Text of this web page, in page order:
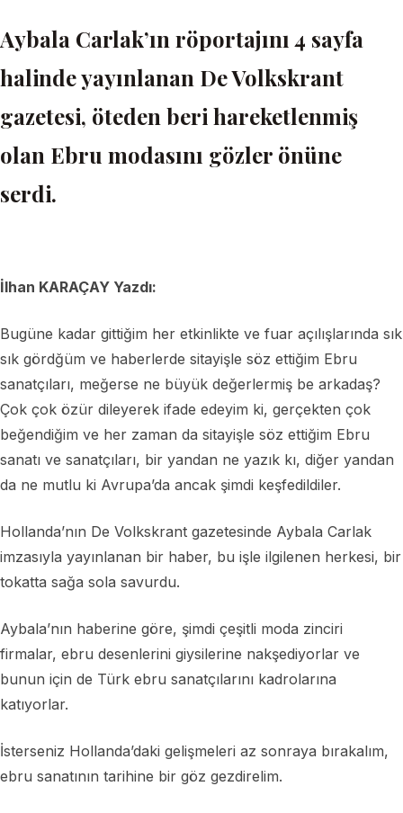
Aybala Carlak’ın röportajını 4 sayfa
halinde yayınlanan De Volkskrant
gazetesi, öteden beri hareketlenmiş
olan Ebru modasını gözler önüne
serdi.
İlhan KARAÇAY Yazdı:
Bugüne kadar gittiğim her etkinlikte ve fuar açılışlarında sık
sık gördğüm ve haberlerde sitayişle söz ettiğim Ebru
sanatçıları, meğerse ne büyük değerlermiş be arkadaş?
Çok çok özür dileyerek ifade edeyim ki, gerçekten çok
beğendiğim ve her zaman da sitayişle söz ettiğim Ebru
sanatı ve sanatçıları, bir yandan ne yazık kı, diğer yandan
da ne mutlu ki Avrupa’da ancak şimdi keşfedildiler.
Hollanda’nın De Volkskrant gazetesinde Aybala Carlak
imzasıyla yayınlanan bir haber, bu işle ilgilenen herkesi, bir
tokatta sağa sola savurdu.
Aybala’nın haberine göre, şimdi çeşitli moda zinciri
firmalar, ebru desenlerini giysilerine nakşediyorlar ve
bunun için de Türk ebru sanatçılarını kadrolarına
katıyorlar.
İsterseniz Hollanda’daki gelişmeleri az sonraya bırakalım,
ebru sanatının tarihine bir göz gezdirelim.